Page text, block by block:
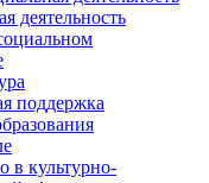
деятельность
поддержка
в культурно-